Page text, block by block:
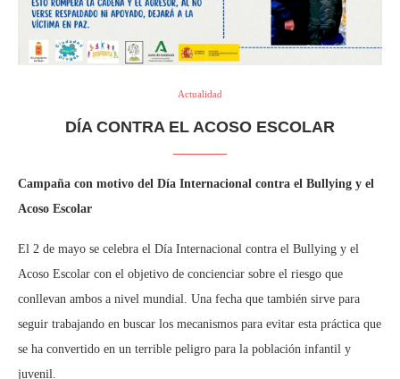
Actualidad
DÍA CONTRA EL ACOSO ESCOLAR
Campaña con motivo del Día Internacional contra el Bullying y el
Acoso Escolar
El 2 de mayo se celebra el Día Internacional contra el Bullying y el
Acoso Escolar con el objetivo de concienciar sobre el riesgo que
conllevan ambos a nivel mundial. Una fecha que también sirve para
seguir trabajando en buscar los mecanismos para evitar esta práctica que
se ha convertido en un terrible peligro para la población infantil y
juvenil.